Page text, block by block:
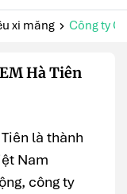
xi măng Công ty
Hà Tiên
là thành
Nam
công ty